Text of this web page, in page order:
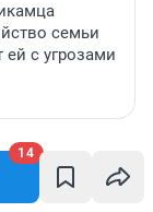
14
семьи
ей с угрозами
для